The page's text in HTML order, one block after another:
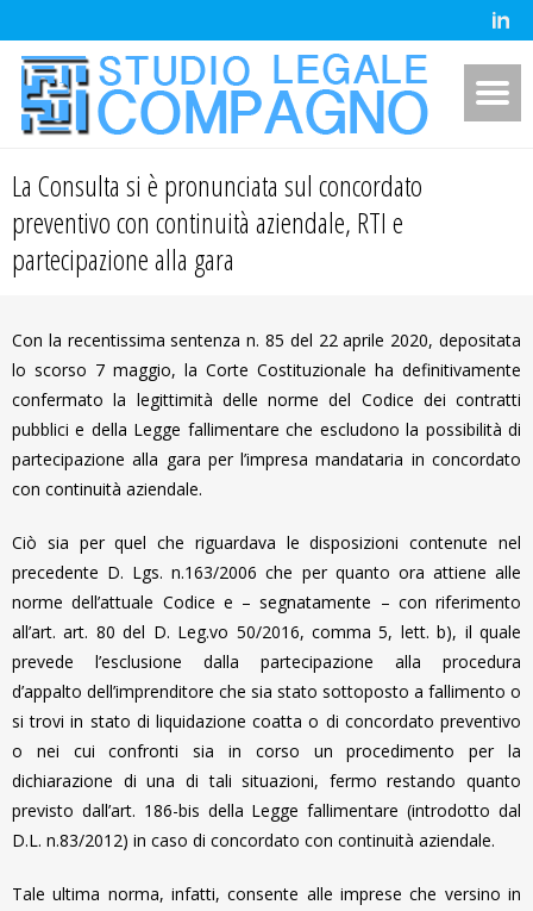
La Consulta si è pronunciata sul concordato
preventivo con continuità aziendale, RTI e
partecipazione alla gara
Con la recentissima sentenza n. 85 del 22 aprile 2020, depositata
lo scorso 7 maggio, la Corte Costituzionale ha definitivamente
confermato la legittimità delle norme del Codice dei contratti
pubblici e della Legge fallimentare che escludono la possibilità di
partecipazione alla gara per l’impresa mandataria in concordato
con continuità aziendale.
Ciò sia per quel che riguardava le disposizioni contenute nel
precedente D. Lgs. n.163/2006 che per quanto ora attiene alle
norme dell’attuale Codice e – segnatamente – con riferimento
all’art. art. 80 del D. Leg.vo 50/2016, comma 5, lett. b), il quale
prevede l’esclusione dalla partecipazione alla procedura
d’appalto dell’imprenditore che sia stato sottoposto a fallimento o
si trovi in stato di liquidazione coatta o di concordato preventivo
o nei cui confronti sia in corso un procedimento per la
dichiarazione di una di tali situazioni, fermo restando quanto
previsto dall’art. 186-bis della Legge fallimentare (introdotto dal
D.L. n.83/2012) in caso di concordato con continuità aziendale.
Tale ultima norma, infatti, consente alle imprese che versino in